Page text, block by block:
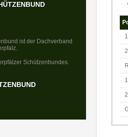
ist der Dachverband
Schützenbundes.
(DSB) ist der